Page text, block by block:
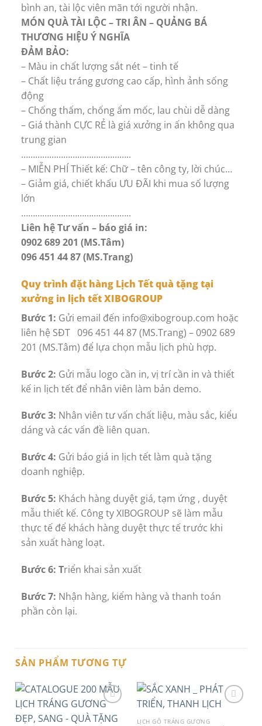
bình an, tài lộc viên mãn tới người nhận.
MÓN QUÀ TÀI LỘC – TRI ÂN – QUẢNG BÁ
THƯƠNG HIỆU Ý NGHĨA
ĐẢM BẢO:
– Màu in chất lượng sắt nét – tinh tế
– Chất liệu tráng gương cao cấp, hình ảnh sống
động
– Chống thấm, chống ẩm mốc, lau chùi dễ dàng
– Giá thành CỰC RẺ là giá xưởng in ấn không qua
trung gian
………………………………………..
– MIỄN PHÍ Thiết kế: Chữ – tên công ty, lời chúc…
– Giảm giá, chiết khấu ƯU ĐÃI khi mua số lượng
lớn
………………………………………..
Liên hệ Tư vấn – báo giá in:
0902 689 201 (MS.Tâm)
096 451 44 87 (MS.Trang)
Quy trình đặt hàng Lịch Tết quà tặng tại
xưởng in lịch tết XIBOGROUP
Bước 1: Gửi email đến info@xibogroup.com hoặc
liên hệ SĐT 096 451 44 87 (MS.Trang) – 0902 689
201 (MS.Tâm) để lựa chọn mẫu lịch phù hợp.
Bước 2: Gửi mẫu logo cần in, vị trí cần in và thiết
kế in lịch tết để nhân viên làm bản demo.
Bước 3: Nhân viên tư vấn chất liệu, màu sắc, kiểu
dáng và các vấn đề liên quan.
Bước 4: Gửi báo giá in lịch tết làm quà tặng
doanh nghiệp.
Bước 5: Khách hàng duyệt giá, tạm ứng , duyệt
mẫu thiết kế. Công ty XIBOGROUP sẽ làm mẫu
thực tế để khách hàng duyệt thực tế trước khi
sản xuất hàng loạt.
Bước 6: Triển khai sản xuất
Bước 7: Nhận hàng, kiểm hàng và thanh toán
phần còn lại.
SẢN PHẨM TƯƠNG TỰ
LỊCH GỖ TRÁNG GƯƠNG